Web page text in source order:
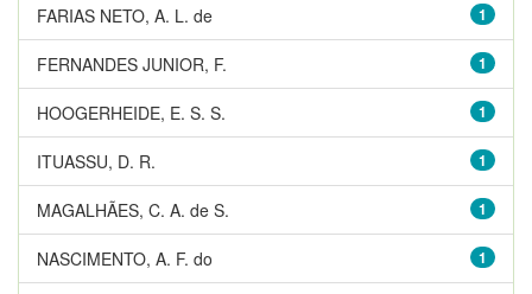
1
FARIAS NETO, A. L. de
1
FERNANDES JUNIOR, F.
1
HOOGERHEIDE, E. S. S.
1
ITUASSU, D. R.
1
MAGALHÃES, C. A. de S.
1
NASCIMENTO, A. F. do